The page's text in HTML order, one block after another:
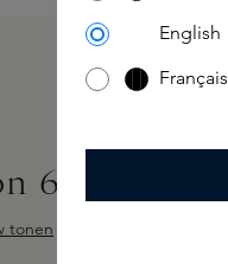
60ml
tonen
English
Français